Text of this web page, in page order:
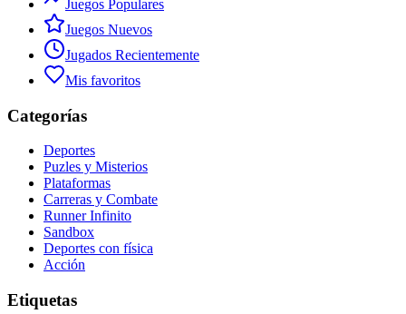
Juegos Populares
Juegos Nuevos
Jugados Recientemente
Mis favoritos
Categorías
Deportes
Puzles y Misterios
Plataformas
Carreras y Combate
Runner Infinito
Sandbox
Deportes con física
Acción
Etiquetas